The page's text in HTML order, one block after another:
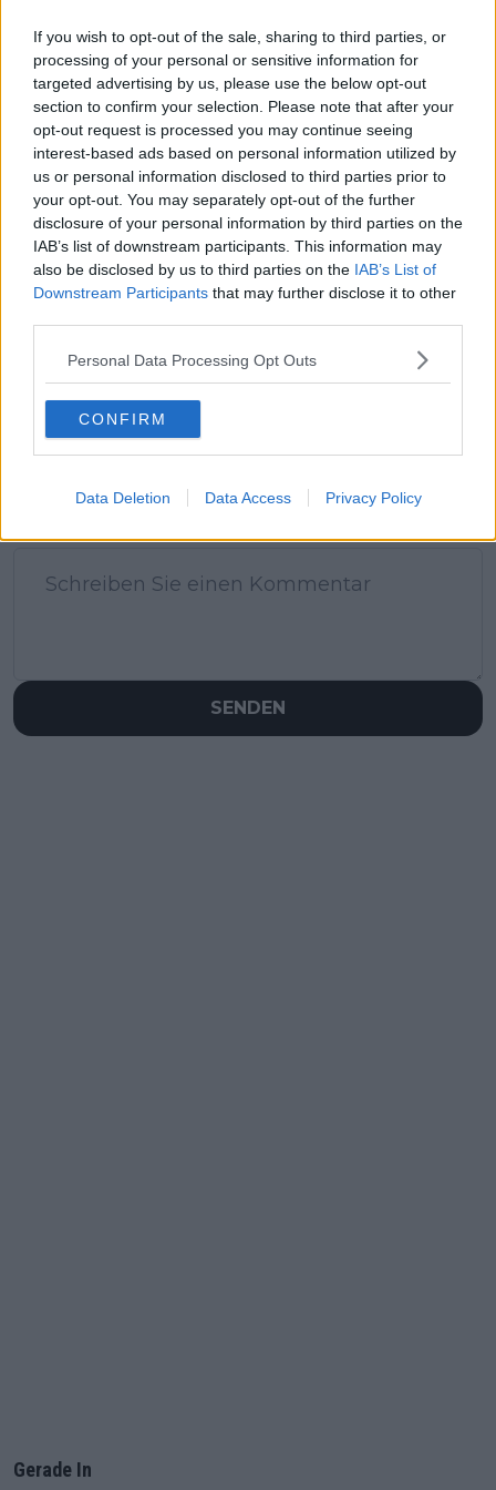
If you wish to opt-out of the sale, sharing to third parties, or
processing of your personal or sensitive information for
targeted advertising by us, please use the below opt-out
section to confirm your selection. Please note that after your
opt-out request is processed you may continue seeing
interest-based ads based on personal information utilized by
us or personal information disclosed to third parties prior to
your opt-out. You may separately opt-out of the further
disclosure of your personal information by third parties on the
IAB’s list of downstream participants. This information may
also be disclosed by us to third parties on the IAB’s List of
Downstream Participants that may further disclose it to other
Personal Data Processing Opt Outs
CONFIRM
Data Deletion Data Access Privacy Policy
Vuelta a Espana 2024
möglich
immer noch
schlagbar" - Steve
Cummings sieht
Möglichkeiten für
INEOS Grenadiers
beim Giro d'Italia 2024
gegen Pogacar
Schreiben Sie einen Kommentar
SENDEN
Gerade In